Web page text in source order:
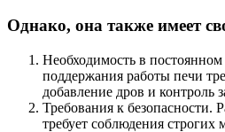
Однако, она также имеет
Необходимость в
поддержания работы печи
добавление дров и контроль
Требования к безопасности.
требует соблюдения строгих